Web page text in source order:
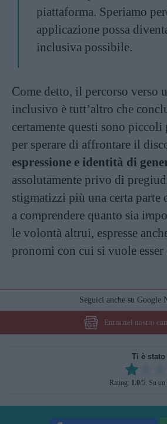
piattaforma. Speriamo
applicazione possa
inclusiva possibile.
Come detto, il percorso verso
inclusivo è tutt’altro che
certamente questi sono piccoli
per sperare di affrontare il
espressione e identità di
assolutamente privo di
stigmatizzi più una certa parte
a comprendere quanto sia
le volontà altrui, espresse
pronomi con cui si vuole
Seguici anche su Google
Entra nel nostro
Ti è
Rate this item:
SUBMIT
Rating: 1.0/5. Su un